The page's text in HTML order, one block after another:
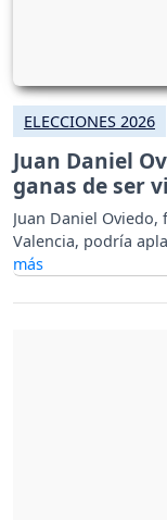
ELECCIONES 2026
Juan Daniel
ganas de ser
Juan Daniel
Valencia, podría